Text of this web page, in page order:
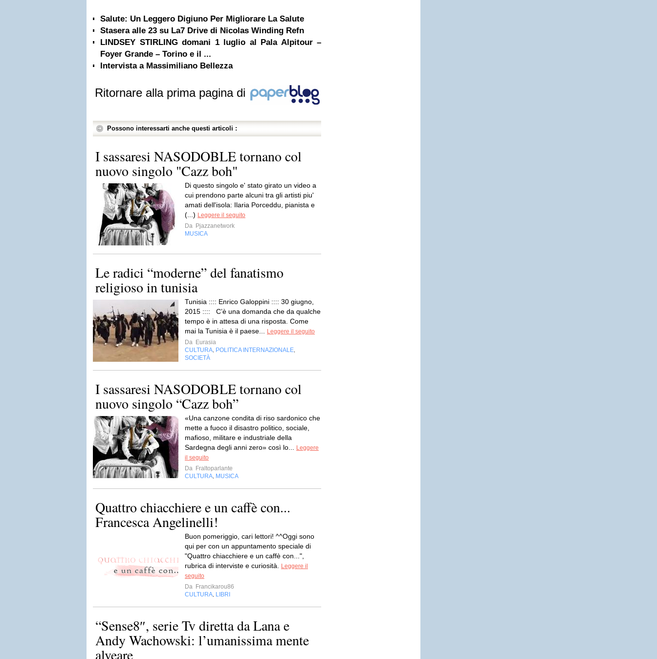
Salute: Un Leggero Digiuno Per Migliorare La Salute
Stasera alle 23 su La7 Drive di Nicolas Winding Refn
LINDSEY STIRLING domani 1 luglio al Pala Alpitour –
Foyer Grande – Torino e il ...
Intervista a Massimiliano Bellezza
Ritornare alla prima pagina di
Possono interessarti anche questi articoli :
I sassaresi NASODOBLE tornano col
nuovo singolo "Cazz boh"
Di questo singolo e' stato girato un video a
cui prendono parte alcuni tra gli artisti piu'
amati dell'isola: Ilaria Porceddu, pianista e
(...) Leggere il seguito
Da Pjazzanetwork
MUSICA
Le radici “moderne” del fanatismo
religioso in tunisia
Tunisia :::: Enrico Galoppini :::: 30 giugno,
2015 :::: C’è una domanda che da qualche
tempo è in attesa di una risposta. Come
mai la Tunisia è il paese...
Leggere il seguito
Da Eurasia
CULTURA POLITICA INTERNAZIONALE
SOCIETÀ
I sassaresi NASODOBLE tornano col
nuovo singolo “Cazz boh”
«Una canzone condita di riso sardonico che
mette a fuoco il disastro politico, sociale,
mafioso, militare e industriale della
Sardegna degli anni zero» così lo...
Leggere
il seguito
Da Fraltoparlante
CULTURA MUSICA
Quattro chiacchiere e un caffè con...
Francesca Angelinelli!
Buon pomeriggio, cari lettori! ^^Oggi sono
qui per con un appuntamento speciale di
"Quattro chiacchiere e un caffè con...",
rubrica di interviste e curiosità.
Leggere il
seguito
Da Francikarou86
CULTURA LIBRI
“Sense8″, serie Tv diretta da Lana e
Andy Wachowski: l’umanissima mente
alveare